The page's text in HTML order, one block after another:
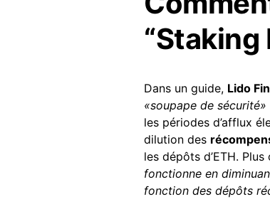
“Staking
Dans un guide, Lido
«soupape de sécurité»
les périodes d’afflux
dilution des
les dépôts d’ETH.
fonctionne en
fonction des dépôts